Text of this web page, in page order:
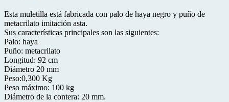
Esta muletilla está fabricada con palo de haya negro y puño de
metacrilato imitación asta.
Sus características principales son las siguientes:
Palo: haya
Puño: metacrilato
Longitud: 92 cm
Diámetro 20 mm
Peso:0,300 Kg
Peso máximo: 100 kg
Diámetro de la contera: 20 mm.